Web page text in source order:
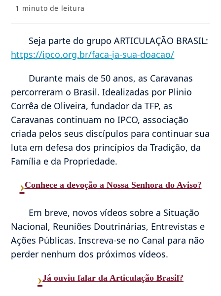
Tempo
1 minuto de leitura
Seja parte do grupo ARTICULAÇÃO BRASIL:
https://ipco.org.br/faca-ja-sua-doacao/
Durante mais de 50 anos, as Caravanas
percorreram o Brasil. Idealizadas por Plinio
Corrêa de Oliveira, fundador da TFP, as
Caravanas continuam no IPCO, associação
criada pelos seus discípulos para continuar sua
luta em defesa dos princípios da Tradição, da
Família e da Propriedade.
›Conhece a devoção a Nossa Senhora do Aviso?
Em breve, novos vídeos sobre a Situação
Nacional, Reuniões Doutrinárias, Entrevistas e
Ações Públicas. Inscreva-se no Canal para não
perder nenhum dos próximos vídeos.
›Já ouviu falar da Articulação Brasil?